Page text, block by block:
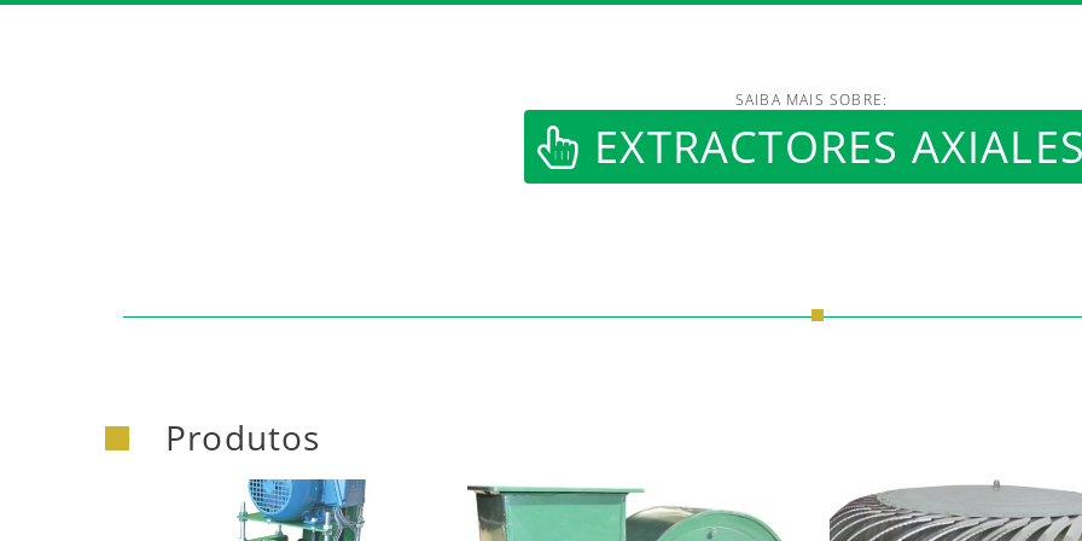
https://www.luftmaxi.com.br/
SAIBA MAIS SOBRE:
EXTRACTORES AXIALES
Produtos